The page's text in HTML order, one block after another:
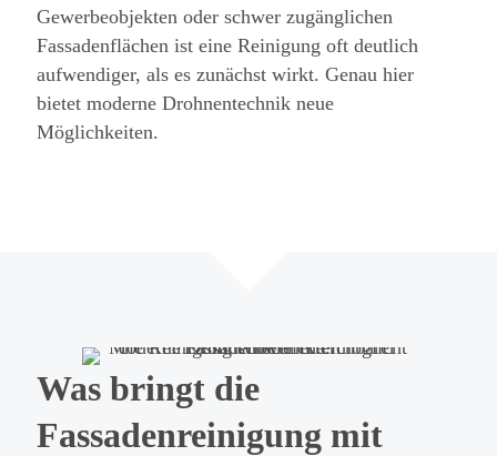
Gewerbeobjekten oder schwer zugänglichen
Fassadenflächen ist eine Reinigung oft deutlich
aufwendiger, als es zunächst wirkt. Genau hier
bietet moderne Drohnentechnik neue
Möglichkeiten.
Was bringt die
Fassadenreinigung mit